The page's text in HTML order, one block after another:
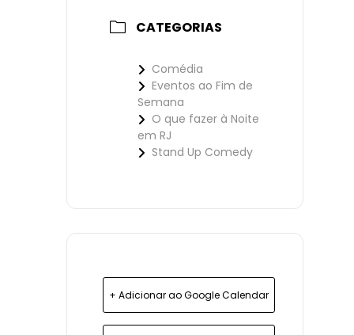
CATEGORIAS
Comédia
Eventos ao Fim de
Semana
O que fazer à Noite
em RJ
Stand Up Comedy
+ Adicionar ao Google Calendar